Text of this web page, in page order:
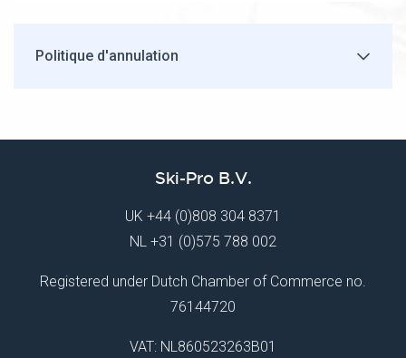
Politique d'annulation
Ski-Pro B.V.
UK +44 (0)808 304 8371
NL +31 (0)575 788 002
Registered under Dutch Chamber of Commerce no.
76144720
VAT: NL860523263B01